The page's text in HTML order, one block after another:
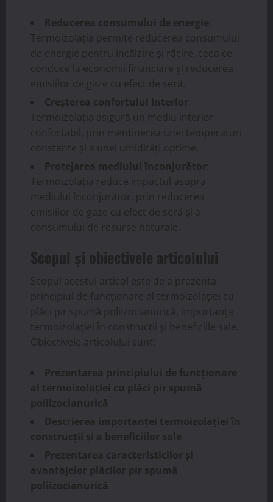
Reducerea consumului de energie
Termoizolația permite reducerea consumului
de energie pentru încălzire și răcire, ceea ce
conduce la economii financiare și reducerea
emisiilor de gaze cu efect de seră.
Creșterea confortului interior
Termoizolația asigură un mediu interior
confortabil, prin menținerea unei temperaturi
constante și a unei umidități optime.
Protejarea mediului înconjurător
Termoizolația reduce impactul asupra
mediului înconjurător, prin reducerea
emisiilor de gaze cu efect de seră și a
consumului de resurse naturale.
Scopul și obiectivele articolului
Scopul acestui articol este de a prezenta
principiul de funcționare al termoizolației cu
plăci pir spumă poliizocianurică, importanța
termoizolației în construcții și beneficiile sale.
Obiectivele articolului sunt:
Prezentarea principiului de funcționare
al termoizolației cu plăci pir spumă
poliizocianurică
Descrierea importanței termoizolației în
construcții și a beneficiilor sale
Prezentarea caracteristicilor și
avantajelor plăcilor pir spumă
poliizocianurică